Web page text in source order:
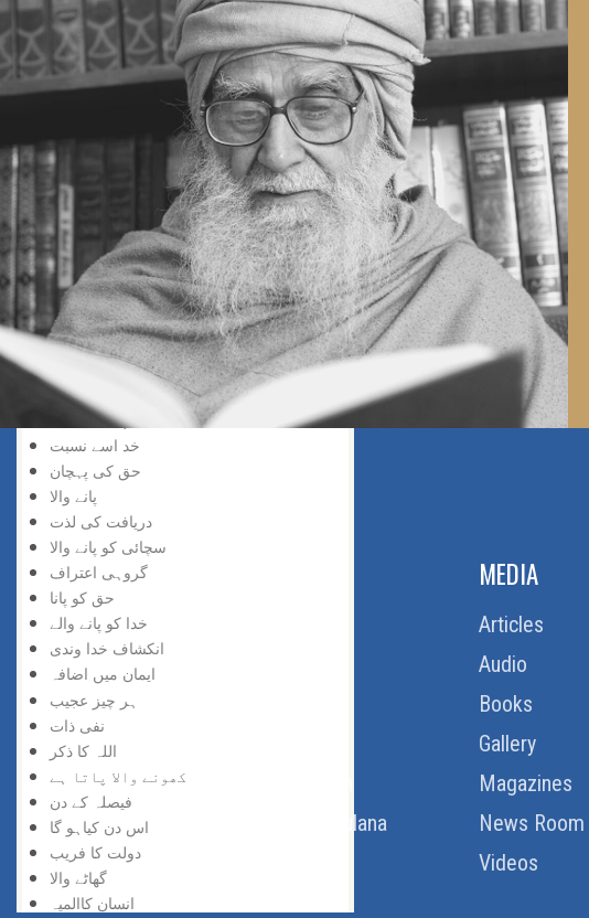
انسان کی بے چارگی
انسان کی تلاش
انسان کی کمائی
کچھ سے کچھ
یہ بھی ممکن ہے
عجزکی تلافی
کائناتی نمونہ
ضمیر کے خلاف
اژدہا بھی
خدا پر ستی
زندگی کا مسئلہ
زلزلہ درکار ہے
خدا کی یافت
توحید اورشرک
سب کچھ عجیب ہے
خد اسے نسبت
حق کی پہچان
پانے والا
دریافت کی لذت
سچائی کو پانے والا
گروہی اعتراف
حق کو پانا
خدا کو پانے والے
انکشاف خدا وندی
ایمان میں اضافہ
ہر چیز عجیب
نفی ذات
اللہ کا ذکر
کھونے والا پاتا ہے
فیصلہ کے دن
اس دن کیاہو گا
دولت کا فریب
گھاٹے والا
انسان کاالمیہ
Thoughts Of Maulana
MEDIA
Articles
Audio
Books
Gallery
Magazines
News Room
Videos